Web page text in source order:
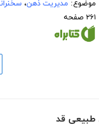
موضوع: مدیریت ذهن،
۲۶۱ صفحه
طبیعی قد